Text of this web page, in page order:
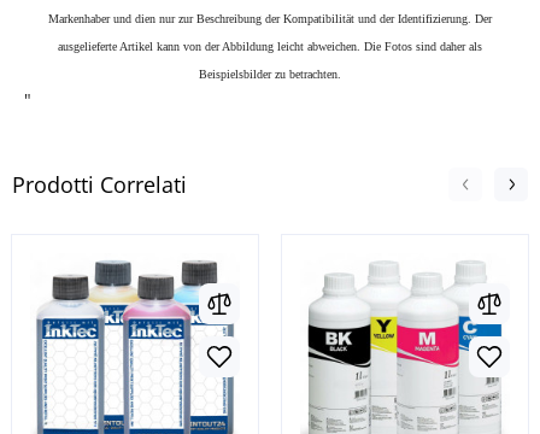
Markenhaber und dien nur zur Beschreibung der Kompatibilität und der Identifizierung. Der
ausgelieferte Artikel kann von der Abbildung leicht abweichen. Die Fotos sind daher als
Beispielsbilder zu betrachten.
"
Prodotti Correlati